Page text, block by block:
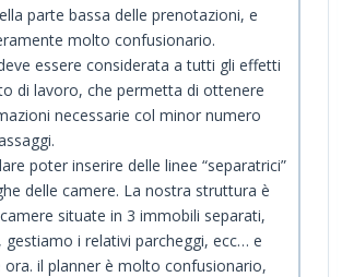
parte bassa delle prenotazioni, e
molto confusionario.
essere considerata a tutti gli effetti
di lavoro, che permetta di ottenere
necessarie col minor numero
poter inserire delle linee “separatrici”
delle camere. La nostra struttura è
situate in 3 immobili separati,
gestiamo i relativi parcheggi, ecc… e
ora. il planner è molto confusionario,